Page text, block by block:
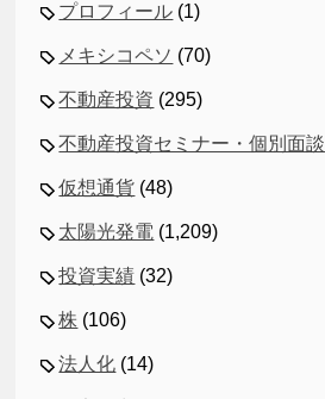
プロフィール (1)
メキシコペソ (70)
不動産投資 (295)
不動産投資セミナー・個別面談
仮想通貨 (48)
太陽光発電 (1,209)
投資実績 (32)
株 (106)
法人化 (14)